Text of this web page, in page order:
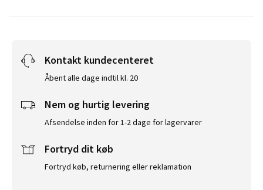
Kontakt kundecenteret
Åbent alle dage indtil kl. 20
Nem og hurtig levering
Afsendelse inden for 1-2 dage for lagervarer
Fortryd dit køb
Fortryd køb, returnering eller reklamation